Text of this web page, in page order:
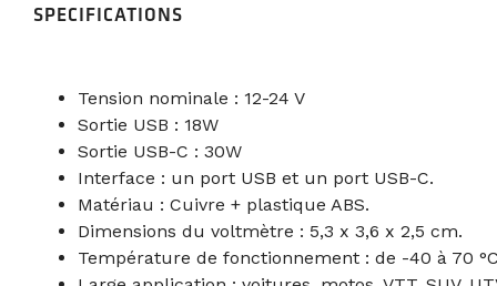
SPECIFICATIONS
Tension nominale : 12-24 V
Sortie USB : 18W
Sortie USB-C : 30W
Interface : un port USB et un port USB-C.
Matériau : Cuivre + plastique ABS.
Dimensions du voltmètre : 5,3 x 3,6 x 2,5 cm.
Température de fonctionnement : de -40 à 70